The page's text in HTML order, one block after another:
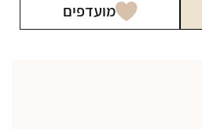
מועדפים